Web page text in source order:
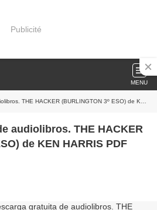
Publicité
MENU
HACKER (BURLINGTON 3º ESO) de KEN HARRIS PDF RTF ePub
audiolibros. THE HACKER
de KEN HARRIS PDF